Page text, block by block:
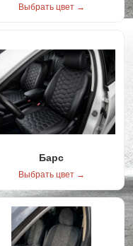
Выбрать цвет →
Барс
Выбрать цвет →